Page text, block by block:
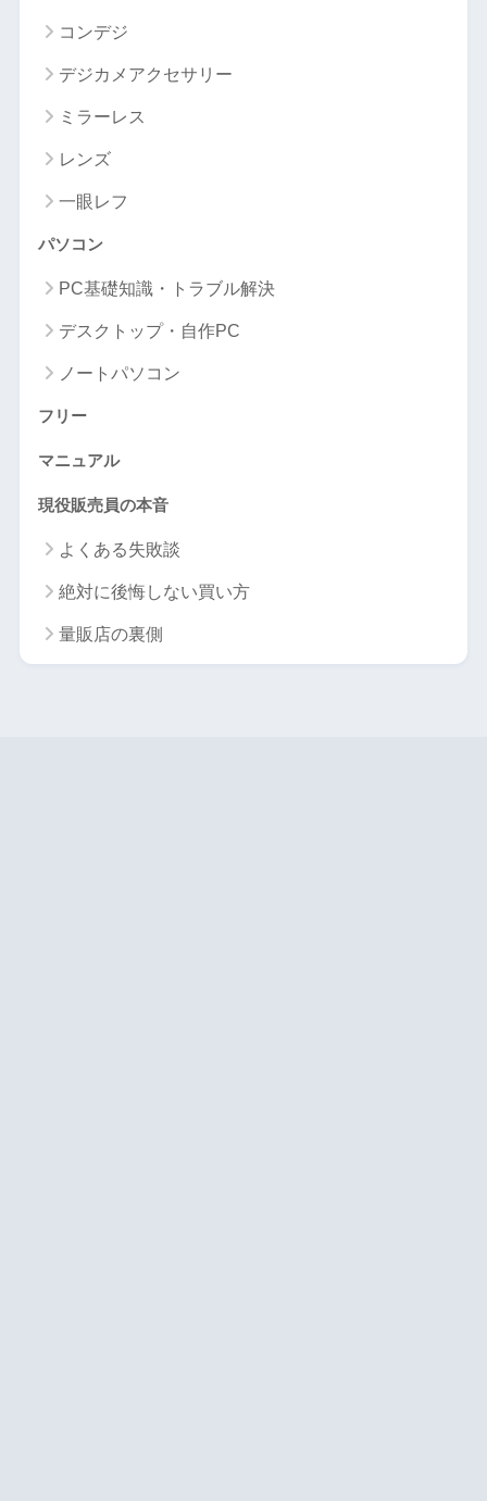
コンデジ
デジカメアクセサリー
ミラーレス
レンズ
一眼レフ
パソコン
PC基礎知識・トラブル解決
デスクトップ・自作PC
ノートパソコン
フリー
マニュアル
現役販売員の本音
よくある失敗談
絶対に後悔しない買い方
量販店の裏側